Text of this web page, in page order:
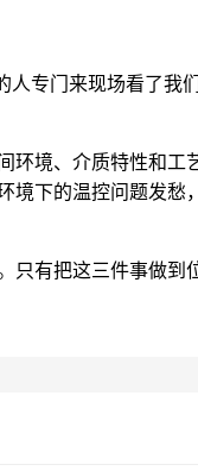
人专门来现场看了我
环境、介质特性和工
境下的温控问题发愁
只有把这三件事做到